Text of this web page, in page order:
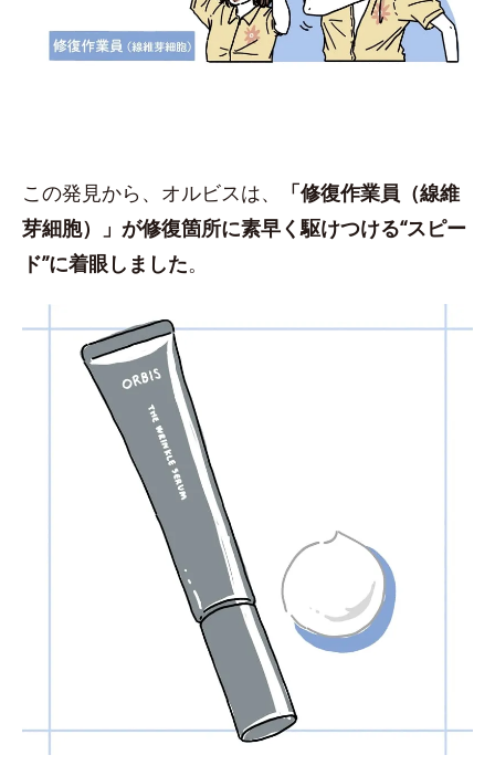
この発見から、オルビスは、
「修復作業員（線維
芽細胞）」が修復箇所に素早く駆けつける“スピー
ド”に着眼しました。